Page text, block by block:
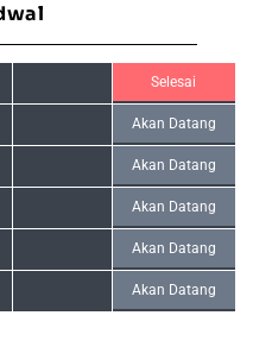
Selesai
Akan Datang
Akan Datang
Akan Datang
Akan Datang
Akan Datang